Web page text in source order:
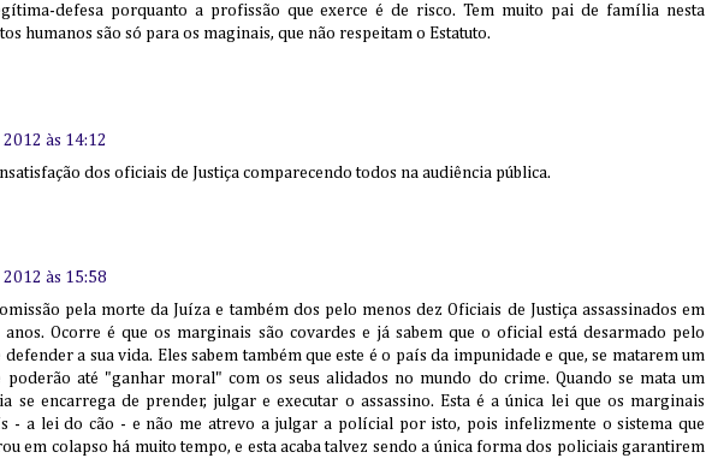
defesa porquanto a profissão que exerce é de risco. Tem muito pai de família nesta
humanos são só para os maginais, que não respeitam o Estatuto.
às 14:12
dos oficiais de Justiça comparecendo todos na audiência pública.
às 15:58
pela morte da Juíza e também dos pelo menos dez Oficiais de Justiça assassinados em
Ocorre é que os marginais são covardes e já sabem que o oficial está desarmado pelo
defender a sua vida. Eles sabem também que este é o país da impunidade e que, se matarem um
poderão até "ganhar moral" com os seus alidados no mundo do crime. Quando se mata um
se encarrega de prender, julgar e executar o assassino. Esta é a única lei que os marginais
- a lei do cão - e não me atrevo a julgar a polícial por isto, pois infelizmente o sistema que
em colapso há muito tempo, e esta acaba talvez sendo a única forma dos policiais garantirem